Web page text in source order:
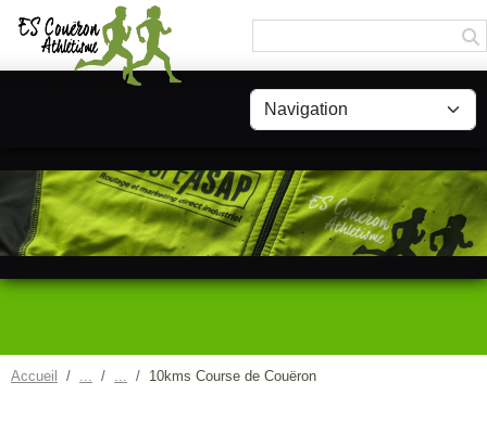
Accueil 10kms Course de Couëron
Panneau de gestion des cookies